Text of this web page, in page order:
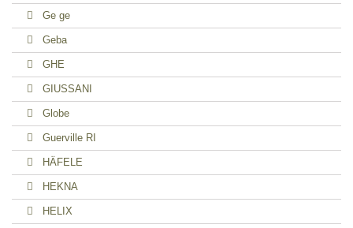
Ge ge
Geba
GHE
GIUSSANI
Globe
Guerville RI
HÄFELE
HEKNA
HELIX